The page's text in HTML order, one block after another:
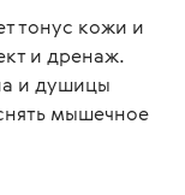
тонус кожи и
и дренаж.
и душицы
мышечное